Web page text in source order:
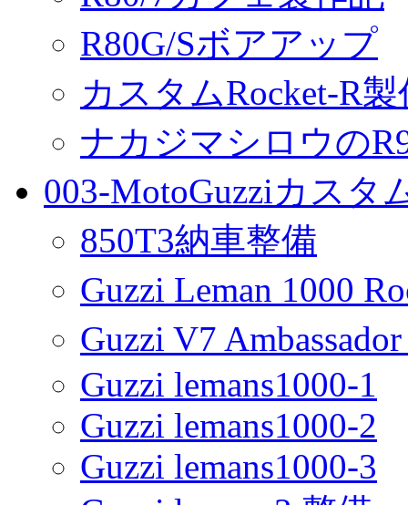
R80G/Sボアアップ
カスタムRocket-R
ナカジマシロウの
003-MotoGuzziカスタ
850T3納車整備
Guzzi Leman 1000
Guzzi V7
Guzzi lemans1000-1
Guzzi lemans1000-2
Guzzi lemans1000-3